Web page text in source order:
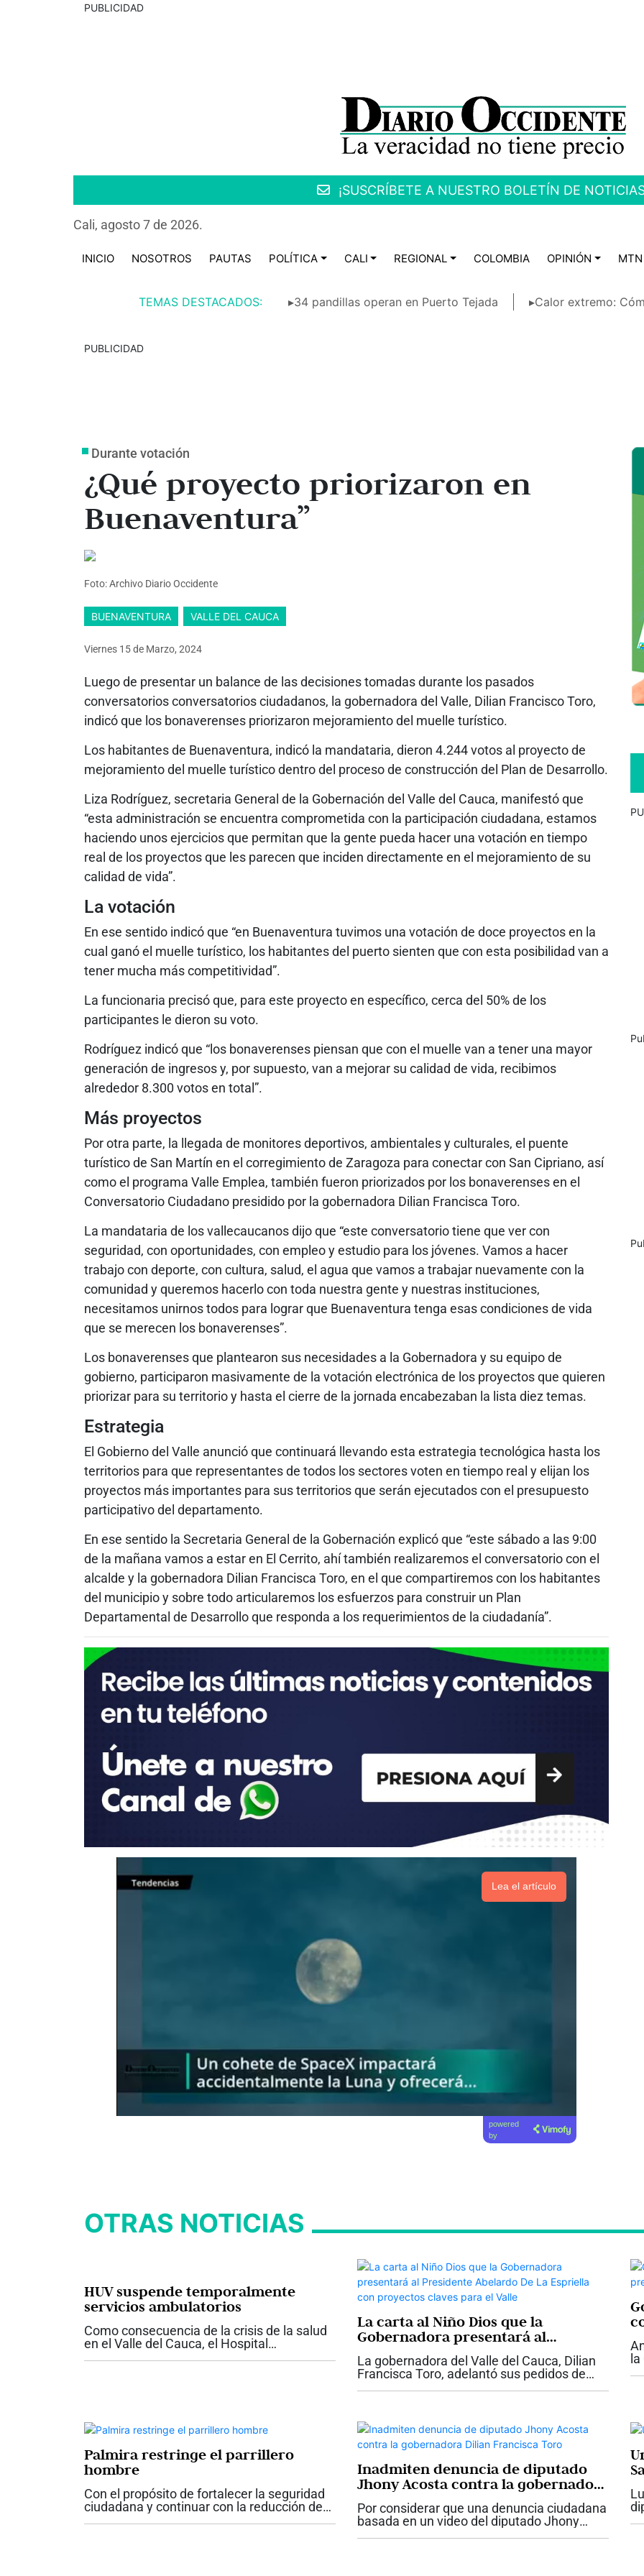
PUBLICIDAD
¡SUSCRÍBETE A NUESTRO BOLETÍN DE
Cali, agosto 7 de 2026.
INICIO NOSOTROS PAUTAS POLÍTICA CALI REGIONAL COLOMBIA OPINIÓN MTN
TEMAS DESTACADOS: ▸34 pandillas operan en Puerto Tejada ▸Calor extremo:
PUBLICIDAD
Durante votación
¿Qué proyecto priorizaron en
Buenaventura”
Foto: Archivo Diario Occidente
BUENAVENTURA VALLE DEL CAUCA
Viernes 15de Marzo, 2024
Luego de presentar un balance de las decisiones tomadas durante los pasados
conversatorios conversatorios ciudadanos, la gobernadora del Valle, Dilian Francisco Toro,
indicó que los bonaverenses priorizaron mejoramiento del muelle turístico.
Los habitantes de Buenaventura, indicó la mandataria, dieron 4.244 votos al proyecto de
mejoramiento del muelle turístico dentro del proceso de construcción del Plan de Desarrollo.
Liza Rodríguez, secretaria General de la Gobernación del Valle del Cauca, manifestó que
“esta administración se encuentra comprometida con la participación ciudadana, estamos
haciendo unos ejercicios que permitan que la gente pueda hacer una votación en tiempo
real de los proyectos que les parecen que inciden directamente en el mejoramiento de su
calidad de vida”.
La votación
En ese sentido indicó que “en Buenaventura tuvimos una votación de doce proyectos en la
cual ganó el muelle turístico, los habitantes del puerto sienten que con esta posibilidad van a
tener mucha más competitividad”.
La funcionaria precisó que, para este proyecto en específico, cerca del 50% de los
participantes le dieron su voto.
Rodríguez indicó que “los bonaverenses piensan que con el muelle van a tener una mayor
generación de ingresos y, por supuesto, van a mejorar su calidad de vida, recibimos
alrededor 8.300 votos en total”.
Más proyectos
Por otra parte, la llegada de monitores deportivos, ambientales y culturales, el puente
turístico de San Martín en el corregimiento de Zaragoza para conectar con San Cipriano, así
como el programa Valle Emplea, también fueron priorizados por los bonaverenses en el
Conversatorio Ciudadano presidido por la gobernadora Dilian Francisca Toro.
La mandataria de los vallecaucanos dijo que “este conversatorio tiene que ver con
seguridad, con oportunidades, con empleo y estudio para los jóvenes. Vamos a hacer
trabajo con deporte, con cultura, salud, el agua que vamos a trabajar nuevamente con la
comunidad y queremos hacerlo con toda nuestra gente y nuestras instituciones,
necesitamos unirnos todos para lograr que Buenaventura tenga esas condiciones de vida
que se merecen los bonaverenses”.
Los bonaverenses que plantearon sus necesidades a la Gobernadora y su equipo de
gobierno, participaron masivamente de la votación electrónica de los proyectos que quieren
priorizar para su territorio y hasta el cierre de la jornada encabezaban la lista diez temas.
Estrategia
El Gobierno del Valle anunció que continuará llevando esta estrategia tecnológica hasta los
territorios para que representantes de todos los sectores voten en tiempo real y elijan los
proyectos más importantes para sus territorios que serán ejecutados con el presupuesto
participativo del departamento.
En ese sentido la Secretaria General de la Gobernación explicó que “este sábado a las 9:00
de la mañana vamos a estar en El Cerrito, ahí también realizaremos el conversatorio con el
alcalde y la gobernadora Dilian Francisca Toro, en el que compartiremos con los habitantes
del municipio y sobre todo articularemos los esfuerzos para construir un Plan
Departamental de Desarrollo que responda a los requerimientos de la ciudadanía”.
Lea el artículo
powered
by
OTRAS NOTICIAS
HUV suspende temporalmente
servicios ambulatorios
Como consecuencia de la crisis de la salud
en el Valle del Cauca, el Hospital
La carta al Niño Dios que la
Gobernadora presentará al
Presidente Abelardo De La Espriella
con proyectos claves para el Valle
La gobernadora del Valle del Cauca, Dilian
Francisca Toro, adelantó sus pedidos de
la
Palmira restringe el parrillero
hombre
Con el propósito de fortalecer la seguridad
ciudadana y continuar con la reducción de
los índices de criminalidad, el alcalde de
Inadmiten denuncia de diputado
Jhony Acosta contra la gobernadora
Dilian Francisca Toro
Por considerar que una denuncia ciudadana
basada en un video del diputado Jhony